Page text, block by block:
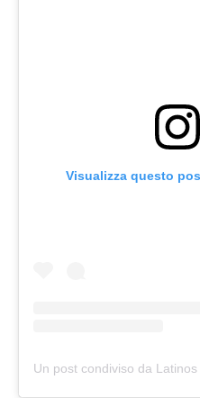
Visualizza questo